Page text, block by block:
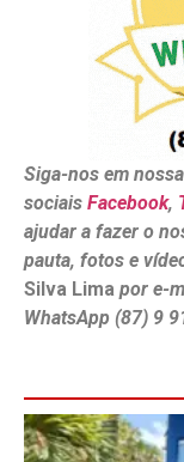
Siga-nos em
sociais Facebook,
ajudar a fazer o
pauta, fotos e
Silva Lima por e-
WhatsApp (87) 9